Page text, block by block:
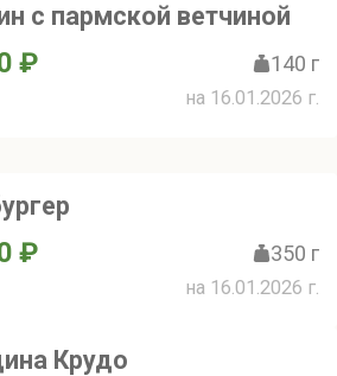
с пармской ветчиной
₽ 140 г
на 16.01.2026 г.
₽ 350 г
на 16.01.2026 г.
Крудо